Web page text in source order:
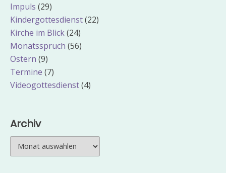
Impuls (29)
Kindergottesdienst(22)
Kirche im Blick(24)
Monatsspruch (56)
Ostern (9)
Termine (7)
Videogottesdienst(4)
Archiv
Archiv